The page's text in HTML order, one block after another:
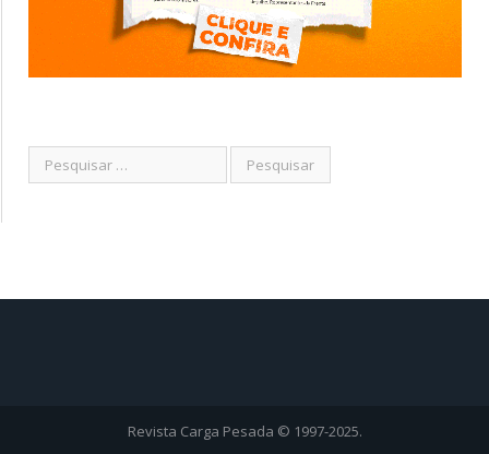
Revista Carga Pesada © 1997-2025.